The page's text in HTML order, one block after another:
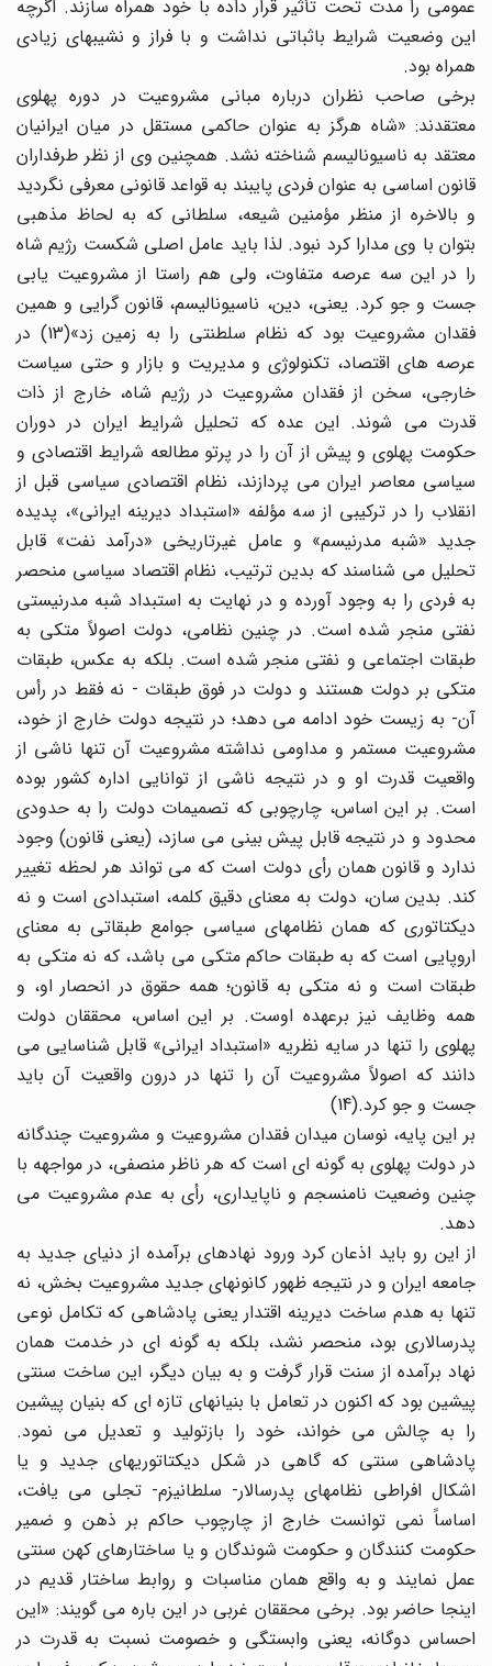
عمومی را مدت تحت تأثیر قرار داده با خود همراه سازند. اگرچه
این وضعیت شرایط باثباتی نداشت و با فراز و نشیبهای زیادی
همراه بود.
برخی صاحب نظران درباره مبانی مشروعیت در دوره پهلوی
معتقدند: «شاه هرگز به عنوان حاکمی مستقل در میان ایرانیان
معتقد به ناسیونالیسم شناخته نشد. همچنین وی از نظر طرفداران
قانون اساسی به عنوان فردی پایبند به قواعد قانونی معرفی نگردید
و بالاخره از منظر مؤمنین شیعه، سلطانی که به لحاظ مذهبی
بتوان با وی مدارا کرد نبود. لذا باید عامل اصلی شکست رژیم شاه
را در این سه عرصه متفاوت، ولی هم راستا از مشروعیت یابی
جست و جو کرد. یعنی، دین، ناسیونالیسم، قانون گرایی و همین
فقدان مشروعیت بود که نظام سلطنتی را به زمین زد»(13) در
عرصه های اقتصاد، تکنولوژی و مدیریت و بازار و حتی سیاست
خارجی، سخن از فقدان مشروعیت در رژیم شاه، خارج از ذات
قدرت می شوند. این عده که تحلیل شرایط ایران در دوران
حکومت پهلوی و پیش از آن را در پرتو مطالعه شرایط اقتصادی و
سیاسی معاصر ایران می پردازند، نظام اقتصادی سیاسی قبل از
انقلاب را در ترکیبی از سه مؤلفه «استبداد دیرینه ایرانی»، پدیده
جدید «شبه مدرنیسم» و عامل غیرتاریخی «درآمد نفت» قابل
تحلیل می شناسند که بدین ترتیب، نظام اقتصاد سیاسی منحصر
به فردی را به وجود آورده و در نهایت به استبداد شبه مدرنیستی
نفتی منجر شده است. در چنین نظامی، دولت اصولاً متکی به
طبقات اجتماعی و نفتی منجر شده است. بلکه به عکس، طبقات
متکی بر دولت هستند و دولت در فوق طبقات - نه فقط در رأس
آن- به زیست خود ادامه می دهد؛ در نتیجه دولت خارج از خود،
مشروعیت مستمر و مداومی نداشته مشروعیت آن تنها ناشی از
واقعیت قدرت او و در نتیجه ناشی از توانایی اداره کشور بوده
است. بر این اساس، چارچوبی که تصمیمات دولت را به حدودی
محدود و در نتیجه قابل پیش بینی می سازد، (یعنی قانون) وجود
ندارد و قانون همان رأی دولت است که می تواند هر لحظه تغییر
کند. بدین سان، دولت به معنای دقیق کلمه، استبدادی است و نه
دیکتاتوری که همان نظامهای سیاسی جوامع طبقاتی به معنای
اروپایی است که به طبقات حاکم متکی می باشد، که نه متکی به
طبقات است و نه متکی به قانون؛ همه حقوق در انحصار او، و
همه وظایف نیز برعهده اوست. بر این اساس، محققان دولت
پهلوی را تنها در سایه نظریه «استبداد ایرانی» قابل شناسایی می
دانند که اصولاً مشروعیت آن را تنها در درون واقعیت آن باید
جست و جو کرد.(14)
بر این پایه، نوسان میدان فقدان مشروعیت و مشروعیت چندگانه
در دولت پهلوی به گونه ای است که هر ناظر منصفی، در مواجهه با
چنین وضعیت نامنسجم و ناپایداری، رأی به عدم مشروعیت می
دهد.
از این رو باید اذعان کرد ورود نهادهای برآمده از دنیای جدید به
جامعه ایران و در نتیجه ظهور کانونهای جدید مشروعیت بخش، نه
تنها به هدم ساخت دیرینه اقتدار یعنی پادشاهی که تکامل نوعی
پدرسالاری بود، منحصر نشد، بلکه به گونه ای در خدمت همان
نهاد برآمده از سنت قرار گرفت و به بیان دیگر، این ساخت سنتی
پیشین بود که اکنون در تعامل با بنیانهای تازه ای که بنیان پیشین
را به چالش می خواند، خود را بازتولید و تعدیل می نمود.
پادشاهی سنتی که گاهی در شکل دیکتاتوریهای جدید و یا
اشکال افراطی نظامهای پدرسالار- سلطانیزم- تجلی می یافت،
اساساً نمی توانست خارج از چارچوب حاکم بر ذهن و ضمیر
حکومت کنندگان و حکومت شوندگان و یا ساختارهای کهن سنتی
عمل نمایند و به واقع همان مناسبات و روابط ساختار قدیم در
اینجا حاضر بود. برخی محققان غربی در این باره می گویند: «این
احساس دوگانه، یعنی وابستگی و خصومت نسبت به قدرت در